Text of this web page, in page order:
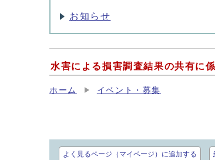
お知らせ
水害による損害調査結果の共有に
ホーム イベント・募集
よく見るページ（マイページ）に追加する